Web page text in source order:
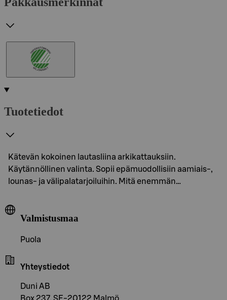
Tuotetiedot
Kätevän kokoinen lautasliina arkikattauksiin.
Käytännöllinen valinta. Sopii epämuodollisiin aamiais-,
lounas- ja välipalatarjoiluihin. Mitä enemmän…
Valmistusmaa
Puola
Yhteystiedot
Duni AB